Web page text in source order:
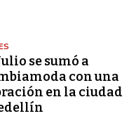
se sumó a
con una
en la ciudad